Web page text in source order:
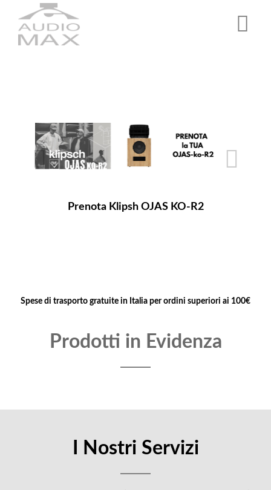
Prenota Klipsh OJAS KO-R2
Spese di trasporto gratuite in Italia per ordini superiori ai 100€
Prodotti in Evidenza
I Nostri Servizi